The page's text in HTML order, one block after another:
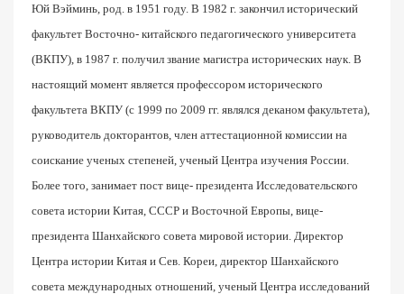
Юй Вэйминь, род. в 1951 году. В 1982 г. закончил исторический
факультет Восточно- китайского педагогического университета
(ВКПУ), в 1987 г. получил звание магистра исторических наук. В
настоящий момент является профессором исторического
факультета ВКПУ (с 1999 по 2009 гг. являлся деканом факультета),
руководитель докторантов, член аттестационной комиссии на
соискание ученых степеней, ученый Центра изучения России.
Более того, занимает пост вице- президента Исследовательского
совета истории Китая, СССР и Восточной Европы, вице-
президента Шанхайского совета мировой истории. Директор
Центра истории Китая и Сев. Кореи, директор Шанхайского
совета международных отношений, ученый Центра исследований